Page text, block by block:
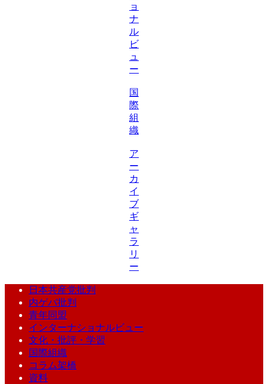
ョ
ナ
ル
ビ
ュ
ー
国
際
組
織
ア
ー
カ
イ
ブ
ギ
ャ
ラ
リ
ー
日本共産党批判
内ゲバ批判
青年同盟
インターナショナルビュー
文化・批評・学習
国際組織
コラム架橋
資料